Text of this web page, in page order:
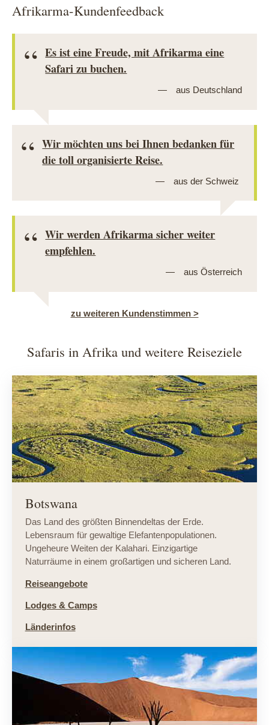
Afrikarma-Kundenfeedback
Es ist eine Freude, mit Afrikarma eine
Safari zu buchen.
aus Deutschland
Wir möchten uns bei Ihnen bedanken für
die toll organisierte Reise.
aus der Schweiz
Wir werden Afrikarma sicher weiter
empfehlen.
aus Österreich
zu weiteren Kundenstimmen >
Safaris in Afrika und weitere Reiseziele
Botswana
Das Land des größten Binnendeltas der Erde.
Lebensraum für gewaltige Elefantenpopulationen.
Ungeheure Weiten der Kalahari. Einzigartige
Naturräume in einem großartigen und sicheren Land.
Reiseangebote
Lodges & Camps
Länderinfos